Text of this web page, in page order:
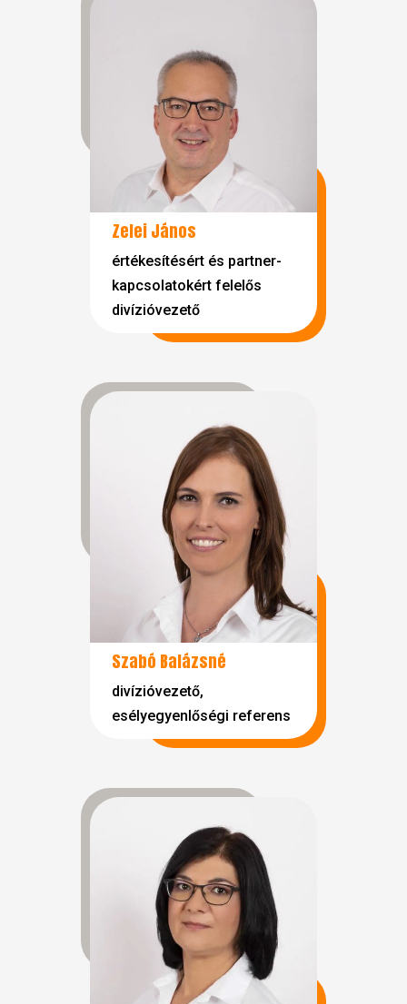
Zelei János
értékesítésért és partner-
kapcsolatokért felelős
divízióvezető
Szabó Balázsné
divízióvezető,
esélyegyenlőségi referens